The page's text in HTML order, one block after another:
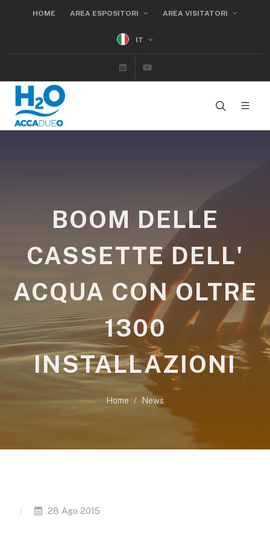
HOME AREA ESPOSITORI AREA VISITATORI
IT
Linkedin
BOOM DELLE
CASSETTE DELL'
ACQUA CON OLTRE
1300
INSTALLAZIONI
Home News
28 Ago 2015